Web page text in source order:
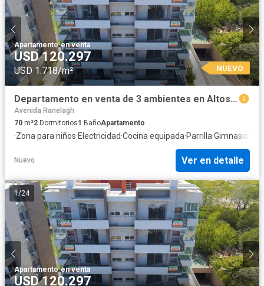
Apartamento·en venta
USD 120.297
USD 1.718/m² NUEVO
Departamento en venta de 3 ambientes en Altos de Sol, Berazategui
Avenida Ranelagh
70 m²2 Dormitorios1 BañoApartamento
·Zona para niños·Electricidad·Cocina equipada·Parrilla·Gimnasio
Nuevo Ver en detalle
1/24
Apartamento·en venta
USD 120.297